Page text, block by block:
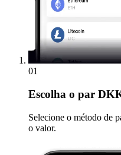
01
Escolha o par
Selecione o método de
o valor.